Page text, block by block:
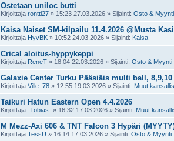
Ostetaan uniloc butti
Kirjoittaja rontti27 » 15:23 27.03.2026 » Sijainti: Osto & Myynti
Kaisa Naiset SM-kilpailu 11.4.2026 @Musta
Kirjoittaja HyvBK » 10:52 24.03.2026 » Sijainti: Kaisa
Crical aloitus-hyppykeppi
Kirjoittaja ReneT » 18:04 22.03.2026 » Sijainti: Osto & Myynti
Galaxie Center Turku Pääsiäis multi ball, 8,9,10
Kirjoittaja Ville_78 » 12:55 19.03.2026 » Sijainti: Muut
Taikuri Hatun Eastern Open 4.4.2026
Kirjoittaja -Tobias- » 16:32 17.03.2026 » Sijainti: Muut
M Mezz-Axi 606 & TNT Falcon 3 Hypäri
Kirjoittaja TessU » 16:14 17.03.2026 » Sijainti: Osto & Myynti